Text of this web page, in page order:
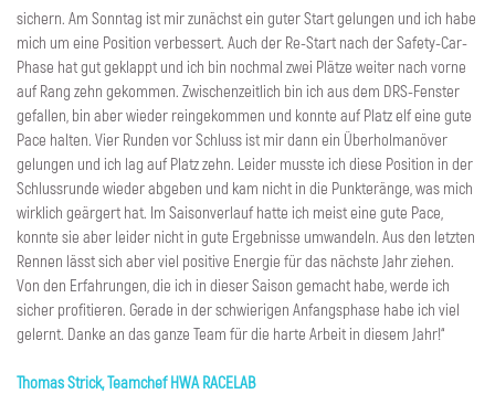
sichern. Am Sonntag ist mir zunächst ein guter Start gelungen und ich habe
mich um eine Position verbessert. Auch der Re-Start nach der Safety-Car-
Phase hat gut geklappt und ich bin nochmal zwei Plätze weiter nach vorne
auf Rang zehn gekommen. Zwischenzeitlich bin ich aus dem DRS-Fenster
gefallen, bin aber wieder reingekommen und konnte auf Platz elf eine gute
Pace halten. Vier Runden vor Schluss ist mir dann ein Überholmanöver
gelungen und ich lag auf Platz zehn. Leider musste ich diese Position in der
Schlussrunde wieder abgeben und kam nicht in die Punkteränge, was mich
wirklich geärgert hat. Im Saisonverlauf hatte ich meist eine gute Pace,
konnte sie aber leider nicht in gute Ergebnisse umwandeln. Aus den letzten
Rennen lässt sich aber viel positive Energie für das nächste Jahr ziehen.
Von den Erfahrungen, die ich in dieser Saison gemacht habe, werde ich
sicher profitieren. Gerade in der schwierigen Anfangsphase habe ich viel
gelernt. Danke an das ganze Team für die harte Arbeit in diesem Jahr!“
Thomas Strick, Teamchef HWA RACELAB